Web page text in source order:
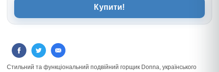
Купити!
Стильний та функціональний подвійний горщик Donna, українського